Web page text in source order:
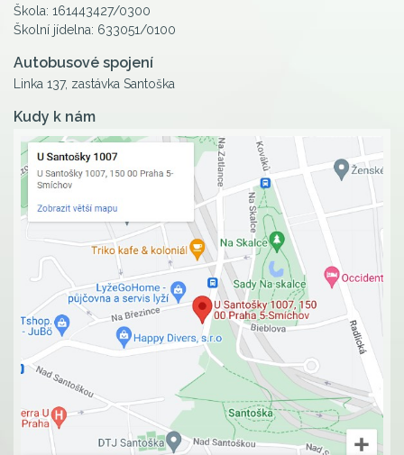
Škola: 161443427/0300
Školní jídelna: 633051/0100
Autobusové spojení
Linka 137, zastávka Santoška
Kudy k nám